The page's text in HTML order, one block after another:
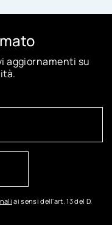
aggiornamenti su
ai sensi dell'art. 13 del D.